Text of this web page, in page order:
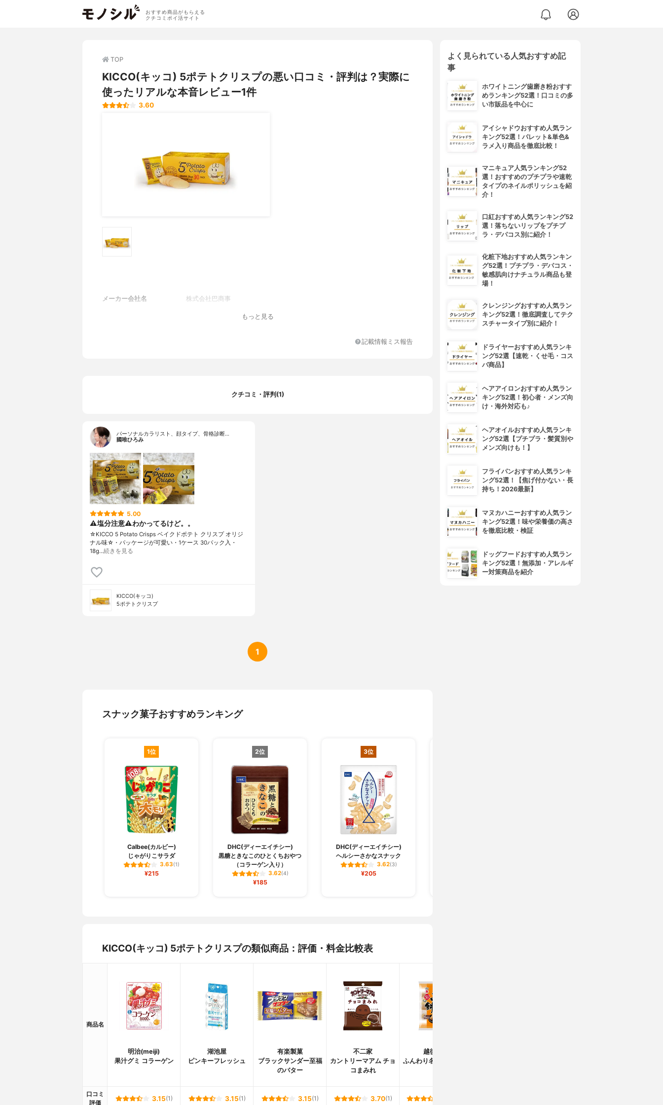
おすすめ商品がもらえる
クチコミポイ活サイト
TOP
KICCO(キッコ) 5ポテトクリスプの悪い口コミ・評判は？実際に
使ったリアルな本音レビュー1件
3.60
メーカー会社名 株式会社巴商事
もっと見る
記載情報ミス報告
クチコミ・評判(1)
パーソナルカラリスト、顔タイプ、骨格診断…
國唯ひろみ
5.00
⚠️塩分注意⚠️わかってるけど。。
☆KICCO 5 Potato Crisps ベイクドポテト クリスプ オリジ
ナル味☆・パッケージが可愛い・1ケース 30パック入・
18g…続きを見る
KICCO(キッコ)
5ポテトクリスプ
1
スナック菓子おすすめランキング
1位
Calbee(カルビー)
じゃがりこサラダ
3.63(1)
¥215
2位
DHC(ディーエイチシー)
黒糖ときなこのひとくちおやつ
（コラーゲン入り）
3.62(4)
¥185
3位
DHC(ディーエイチシー)
ヘルシーさかなスナック
3.62(3)
¥205
KICCO(キッコ) 5ポテトクリスプの類似商品：評価・料金比較表
商品名
明治(meiji)
果汁グミ コラーゲン
湖池屋
ピンキーフレッシュ
有楽製菓
ブラックサンダー至福
のバター
不二家
カントリーマアム チョ
コまみれ
越後製菓
ふんわり名人 きなこ餅
口コミ
評価
3.15(1) 3.15(1) 3.15(1) 3.70(1)
よく見られている人気おすすめ記
事
ホワイトニング歯磨き粉おすす
めランキング52選！口コミの多
い市販品を中心に
アイシャドウおすすめ人気ラン
キング52選！パレット&単色&
ラメ入り商品を徹底比較！
マニキュア人気ランキング52
選！おすすめのプチプラや速乾
タイプのネイルポリッシュを紹
介！
口紅おすすめ人気ランキング52
選！落ちないリップをプチプ
ラ・デパコス別に紹介！
化粧下地おすすめ人気ランキン
グ52選！プチプラ・デパコス・
敏感肌向けナチュラル商品も登
場！
クレンジングおすすめ人気ラン
キング52選！徹底調査してテク
スチャータイプ別に紹介！
ドライヤーおすすめ人気ランキ
ング52選【速乾・くせ毛・コス
パ商品】
ヘアアイロンおすすめ人気ラン
キング52選！初心者・メンズ向
け・海外対応も♪
ヘアオイルおすすめ人気ランキ
ング52選【プチプラ・髪質別や
メンズ向けも！】
フライパンおすすめ人気ランキ
ング52選！【焦げ付かない・長
持ち！2026最新】
マヌカハニーおすすめ人気ラン
キング52選！味や栄養価の高さ
を徹底比較・検証
ドッグフードおすすめ人気ラン
キング52選！無添加・アレルギ
ー対策商品を紹介